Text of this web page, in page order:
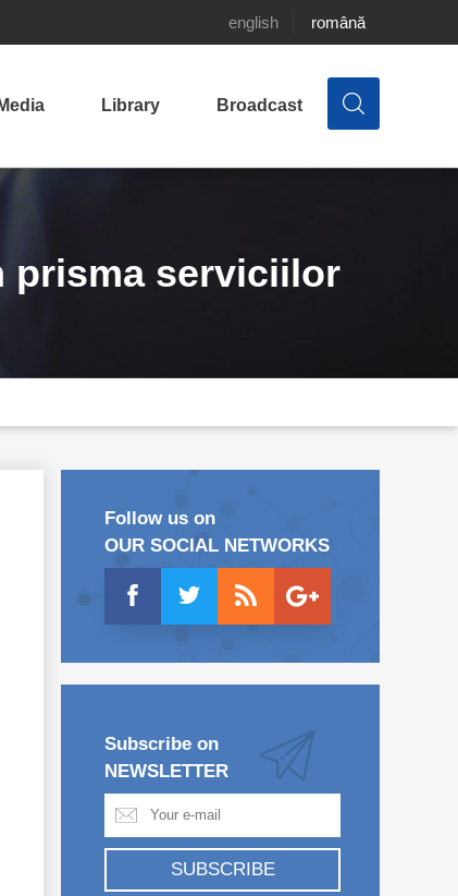
english română
Media Library Broadcast
prisma serviciilor
Follow us on
OUR SOCIAL NETWORKS
Subscribe on
NEWSLETTER
SUBSCRIBE